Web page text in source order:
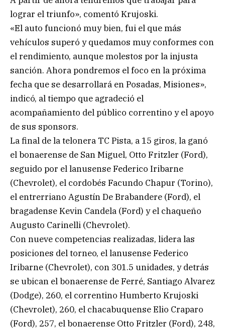
lograr el triunfo», comentó Krujoski.
«El auto funcionó muy bien, fui el que más
vehículos superó y quedamos muy conformes con
el rendimiento, aunque molestos por la injusta
sanción. Ahora pondremos el foco en la próxima
fecha que se desarrollará en Posadas, Misiones»,
indicó, al tiempo que agradeció el
acompañamiento del público correntino y el apoyo
de sus sponsors.
La final de la telonera TC Pista, a 15 giros, la ganó
el bonaerense de San Miguel, Otto Fritzler (Ford),
seguido por el lanusense Federico Iribarne
(Chevrolet), el cordobés Facundo Chapur (Torino),
el entrerriano Agustín De Brabandere (Ford), el
bragadense Kevin Candela (Ford) y el chaqueño
Augusto Carinelli (Chevrolet).
Con nueve competencias realizadas, lidera las
posiciones del torneo, el lanusense Federico
Iribarne (Chevrolet), con 301.5 unidades, y detrás
se ubican el bonaerense de Ferré, Santiago Alvarez
(Dodge), 260, el correntino Humberto Krujoski
(Chevrolet), 260, el chacabuquense Elio Craparo
(Ford), 257, el bonaerense Otto Fritzler (Ford), 248,